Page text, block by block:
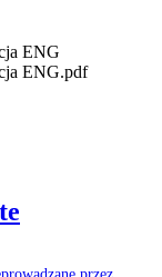
ENG
ENG.pdf